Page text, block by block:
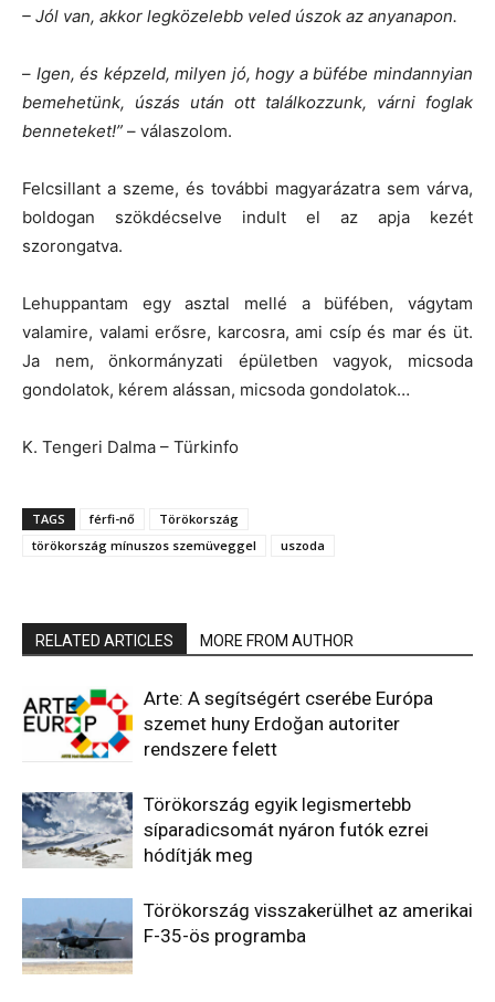
– Jól van, akkor legközelebb veled úszok az anyanapon.
– Igen, és képzeld, milyen jó, hogy a büfébe mindannyian
bemehetünk, úszás után ott találkozzunk, várni foglak
benneteket!” – válaszolom.
Felcsillant a szeme, és további magyarázatra sem várva,
boldogan szökdécselve indult el az apja kezét
szorongatva.
Lehuppantam egy asztal mellé a büfében, vágytam
valamire, valami erősre, karcosra, ami csíp és mar és üt.
Ja nem, önkormányzati épületben vagyok, micsoda
gondolatok, kérem alássan, micsoda gondolatok…
K. Tengeri Dalma – Türkinfo
TAGS férfi-nő
Törökország
törökország mínuszos szemüveggel
uszoda
RELATED ARTICLES MORE FROM AUTHOR
Arte: A segítségért cserébe Európa
szemet huny Erdoğan autoriter
rendszere felett
Törökország egyik legismertebb
síparadicsomát nyáron futók ezrei
hódítják meg
Törökország visszakerülhet az amerikai
F-35-ös programba